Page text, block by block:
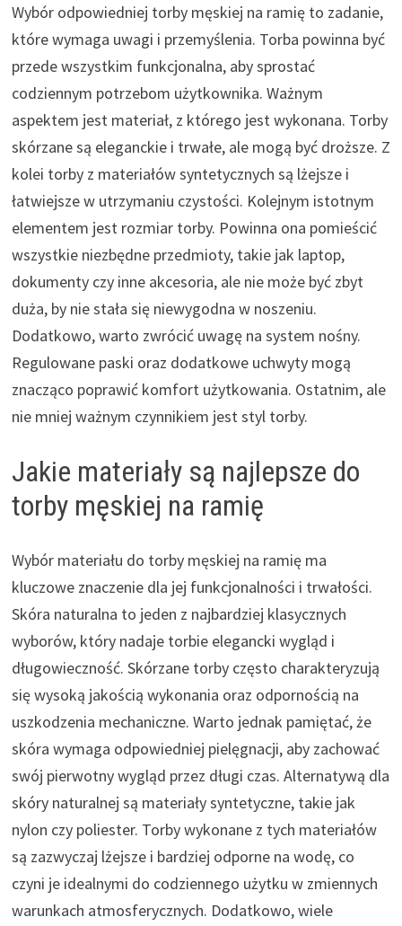
Wybór odpowiedniej torby męskiej na ramię to zadanie,
które wymaga uwagi i przemyślenia. Torba powinna być
przede wszystkim funkcjonalna, aby sprostać
codziennym potrzebom użytkownika. Ważnym
aspektem jest materiał, z którego jest wykonana. Torby
skórzane są eleganckie i trwałe, ale mogą być droższe. Z
kolei torby z materiałów syntetycznych są lżejsze i
łatwiejsze w utrzymaniu czystości. Kolejnym istotnym
elementem jest rozmiar torby. Powinna ona pomieścić
wszystkie niezbędne przedmioty, takie jak laptop,
dokumenty czy inne akcesoria, ale nie może być zbyt
duża, by nie stała się niewygodna w noszeniu.
Dodatkowo, warto zwrócić uwagę na system nośny.
Regulowane paski oraz dodatkowe uchwyty mogą
znacząco poprawić komfort użytkowania. Ostatnim, ale
nie mniej ważnym czynnikiem jest styl torby.
Jakie materiały są najlepsze do
torby męskiej na ramię
Wybór materiału do torby męskiej na ramię ma
kluczowe znaczenie dla jej funkcjonalności i trwałości.
Skóra naturalna to jeden z najbardziej klasycznych
wyborów, który nadaje torbie elegancki wygląd i
długowieczność. Skórzane torby często charakteryzują
się wysoką jakością wykonania oraz odpornością na
uszkodzenia mechaniczne. Warto jednak pamiętać, że
skóra wymaga odpowiedniej pielęgnacji, aby zachować
swój pierwotny wygląd przez długi czas. Alternatywą dla
skóry naturalnej są materiały syntetyczne, takie jak
nylon czy poliester. Torby wykonane z tych materiałów
są zazwyczaj lżejsze i bardziej odporne na wodę, co
czyni je idealnymi do codziennego użytku w zmiennych
warunkach atmosferycznych. Dodatkowo, wiele